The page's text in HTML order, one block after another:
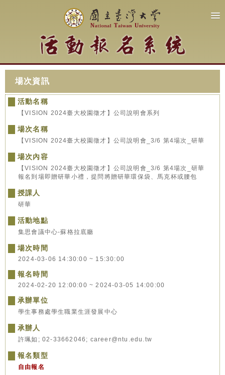
場次資訊
活動名稱
【VISION 2024臺大校園徵才】公司說明會系列
場次名稱
【VISION 2024臺大校園徵才】公司說明會_3/6 第4場次_研華
場次內容
【VISION 2024臺大校園徵才】公司說明會_3/6 第4場次_研華
報名到場即贈研華小禮，提問將贈研華環保袋、馬克杯或腰包
授課人
研華
活動地點
集思會議中心-蘇格拉底廳
場次時間
2024-03-06 14:30:00 ~ 15:30:00
報名時間
2024-02-20 12:00:00 ~ 2024-03-05 14:00:00
承辦單位
學生事務處學生職業生涯發展中心
承辦人
許珮如; 02-33662046; career@ntu.edu.tw
報名類型
自由報名